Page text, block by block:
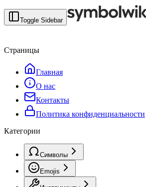
Toggle Sidebar
Страницы
Главная
О нас
Контакты
Политика конфиденциальности
Категории
Символы
Emojis